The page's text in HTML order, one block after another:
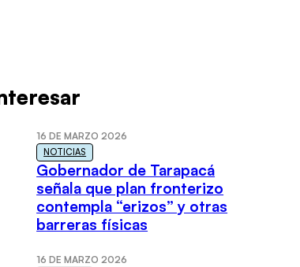
16 DE MARZO 2026
NOTICIAS
Gobernador de Tarapacá
señala que plan fronterizo
contempla “erizos” y otras
barreras físicas
16 DE MARZO 2026